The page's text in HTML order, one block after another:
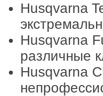
Husqvarna
Husqvarna
различные
Husqvarna